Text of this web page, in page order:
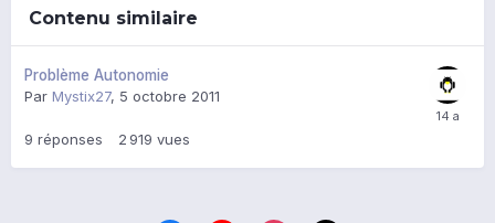
Contenu similaire
Problème Autonomie
Par Mystix27, 5 octobre 2011
9 réponses 2 919 vues